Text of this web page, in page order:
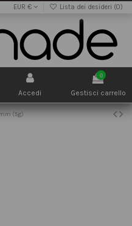
EUR € Lista dei desideri (0)
Accedi
0
Gestisci carrello
(5g)